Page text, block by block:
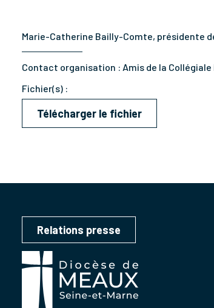
Marie-Catherine Bailly-Comte, présidente
Contact organisation : Amis de la Collégiale
Fichier(s) :
Télécharger le fichier
Relations presse